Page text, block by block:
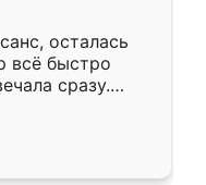
здесь.
осталась
всё быстро
сразу.
подошёл к
Собрали
даже